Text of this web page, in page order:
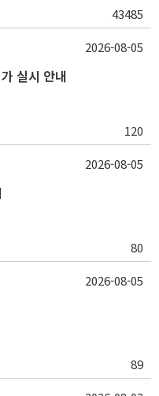
43485
실시 안내
120
2026-08-05
80
2026-08-05
89
2026-08-05